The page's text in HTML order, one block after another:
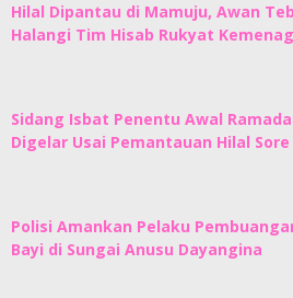
Hilal Dipantau di Mamuju, Awan
Halangi Tim Hisab Rukyat
Sidang Isbat Penentu Awal
Digelar Usai Pemantauan Hilal Sore
Polisi Amankan Pelaku
Bayi di Sungai Anusu Dayangina